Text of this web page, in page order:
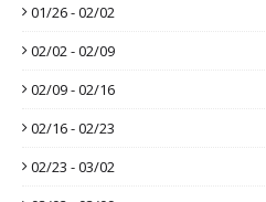
01/26 - 02/02
02/02 - 02/09
02/09 - 02/16
02/16 - 02/23
02/23 - 03/02